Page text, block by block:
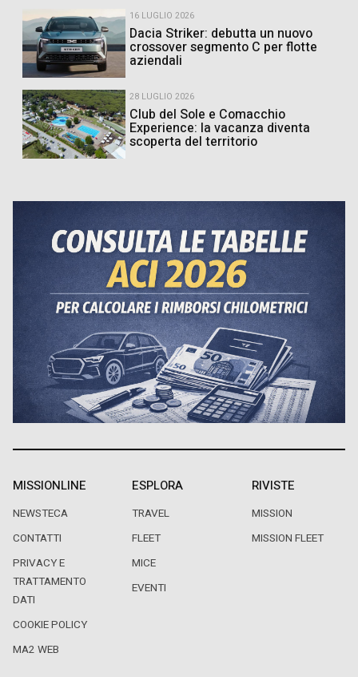
16 LUGLIO 2026
Dacia Striker: debutta un nuovo
crossover segmento C per flotte
aziendali
28 LUGLIO 2026
Club del Sole e Comacchio
Experience: la vacanza diventa
scoperta del territorio
MISSIONLINE
NEWSTECA
CONTATTI
PRIVACY E
TRATTAMENTO
DATI
COOKIE POLICY
MA2 WEB
ESPLORA
TRAVEL
FLEET
MICE
EVENTI
RIVISTE
MISSION
MISSION FLEET